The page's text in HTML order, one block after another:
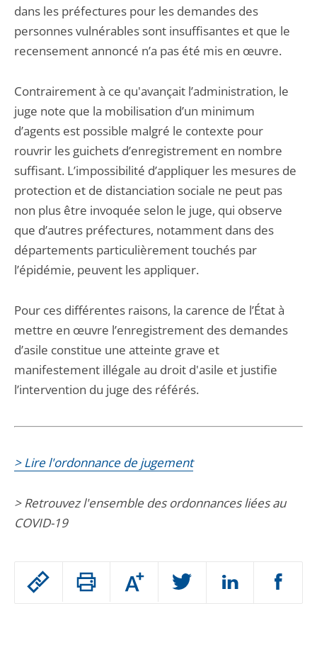
Passer
Augmenter
ou
dans les préfectures pour les demandes des
personnes vulnérables sont insuffisantes et que le
recensement annoncé n’a pas été mis en œuvre.
Contrairement à ce qu'avançait l’administration, le
juge note que la mobilisation d’un minimum
d’agents est possible malgré le contexte pour
rouvrir les guichets d’enregistrement en nombre
suffisant. L’impossibilité d’appliquer les mesures de
protection et de distanciation sociale ne peut pas
non plus être invoquée selon le juge, qui observe
que d’autres préfectures, notamment dans des
départements particulièrement touchés par
l’épidémie, peuvent les appliquer.
Pour ces différentes raisons, la carence de l’État à
mettre en œuvre l’enregistrement des demandes
d’asile constitue une atteinte grave et
manifestement illégale au droit d'asile et justifie
l’intervention du juge des référés.
> Lire l'ordonnance de jugement
> Retrouvez l'ensemble des ordonnances liées au
COVID-19